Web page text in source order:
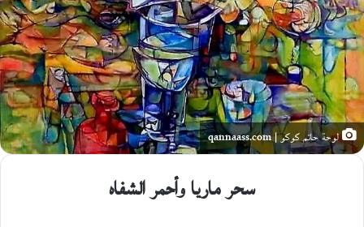
لوحة حاتم كوكو | qannaass.com
سحر ماريا وأحمر الشفاه